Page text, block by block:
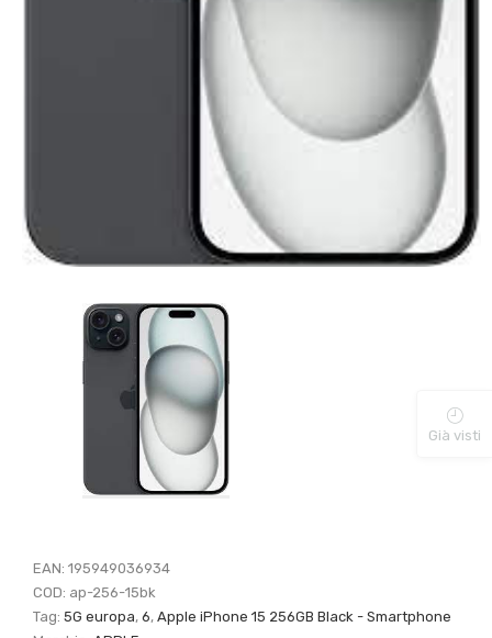
EAN:195949036934
COD: ap-256-15bk
Tag:5G europa,6,Apple iPhone 15 256GB Black - Smartphone
Già visti